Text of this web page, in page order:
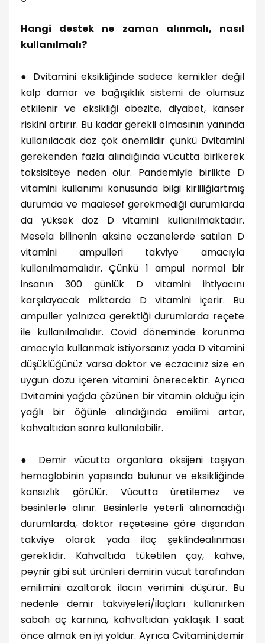
Hangi destek ne zaman alınmalı, nasıl
kullanılmalı?
● Dvitamini eksikliğinde sadece kemikler değil
kalp damar ve bağışıklık sistemi de olumsuz
etkilenir ve eksikliği obezite, diyabet, kanser
riskini artırır. Bu kadar gerekli olmasının yanında
kullanılacak doz çok önemlidir çünkü Dvitamini
gerekenden fazla alındığında vücutta birikerek
toksisiteye neden olur. Pandemiyle birlikte D
vitamini kullanımı konusunda bilgi kirliliğiartmış
durumda ve maalesef gerekmediği durumlarda
da yüksek doz D vitamini kullanılmaktadır.
Mesela bilinenin aksine eczanelerde satılan D
vitamini ampulleri takviye amacıyla
kullanılmamalıdır. Çünkü 1 ampul normal bir
insanın 300 günlük D vitamini ihtiyacını
karşılayacak miktarda D vitamini içerir. Bu
ampuller yalnızca gerektiği durumlarda reçete
ile kullanılmalıdır. Covid döneminde korunma
amacıyla kullanmak istiyorsanız yada D vitamini
düşüklüğünüz varsa doktor ve eczacınız size en
uygun dozu içeren vitamini önerecektir. Ayrıca
Dvitamini yağda çözünen bir vitamin olduğu için
yağlı bir öğünle alındığında emilimi artar,
kahvaltıdan sonra kullanılabilir.
● Demir vücutta organlara oksijeni taşıyan
hemoglobinin yapısında bulunur ve eksikliğinde
kansızlık görülür. Vücutta üretilemez ve
besinlerle alınır. Besinlerle yeterli alınamadığı
durumlarda, doktor reçetesine göre dışarıdan
takviye olarak yada ilaç şeklindealınması
gereklidir. Kahvaltıda tüketilen çay, kahve,
peynir gibi süt ürünleri demirin vücut tarafından
emilimini azaltarak ilacın verimini düşürür. Bu
nedenle demir takviyeleri/ilaçları kullanırken
sabah aç karnına, kahvaltıdan yaklaşık 1 saat
önce almak en iyi yoldur. Ayrıca Cvitamini,demir